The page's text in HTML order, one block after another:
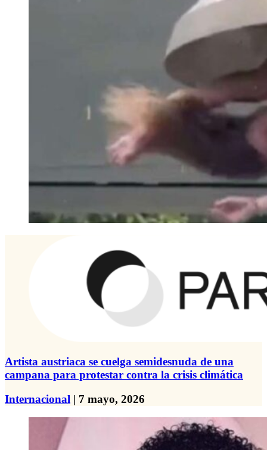
Artista austriaca se cuelga semidesnuda de una
campana para protestar contra la crisis climática
Internacional | 7 mayo, 2026